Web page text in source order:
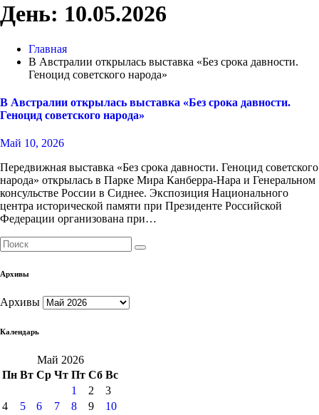
День: 10.05.2026
Главная
В Австралии открылась выставка «Без срока давности.
Геноцид советского народа»
В Австралии открылась выставка «Без срока давности.
Геноцид советского народа»
Май 10, 2026
Передвижная выставка «Без срока давности. Геноцид советского
народа» открылась в Парке Мира Канберра-Нара и Генеральном
консульстве России в Сиднее. Экспозиция Национального
центра исторической памяти при Президенте Российской
Федерации организована при…
Архивы
Архивы
Календарь
Май 2026
Пн Вт Ср Чт Пт Сб Вс
1
2
3
4
5 6 7 8 9
10